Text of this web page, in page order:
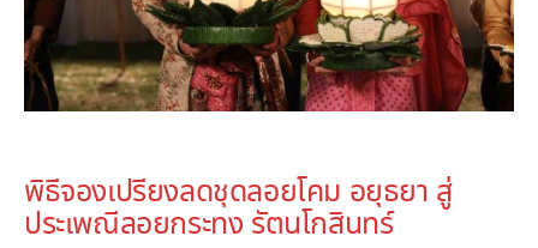
พิธีจองเปรียงลดชุดลอยโคม อยุธยา สู่
ประเพณีลอยกระทง รัตนโกสินทร์